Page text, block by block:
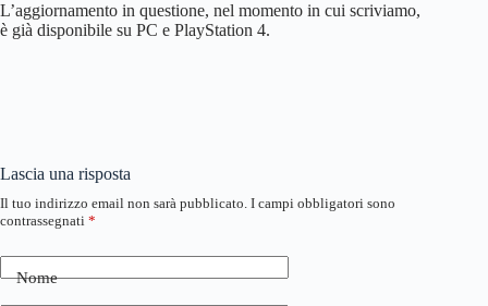
L’aggiornamento in questione, nel momento in cui scriviamo,
è già disponibile su PC e PlayStation 4.
Lascia una risposta
Il tuo indirizzo email non sarà pubblicato. I campi obbligatori sono
contrassegnati *
Nome